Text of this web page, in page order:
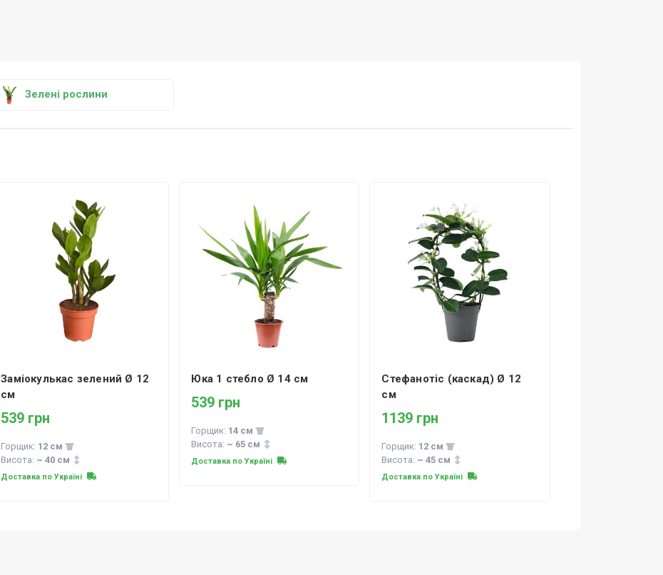
Зелені рослини
Заміокулькас зелений Ø 12
см
539 грн
Горщик: 12 см
Висота: ~ 40 см
Доставка по Україні
Юка 1 стебло Ø 14 см
539 грн
Горщик: 14 см
Висота: ~ 65 см
Доставка по Україні
Стефанотіс (каскад) Ø 12
см
1139 грн
Горщик: 12 см
Висота: ~ 45 см
Доставка по Україні